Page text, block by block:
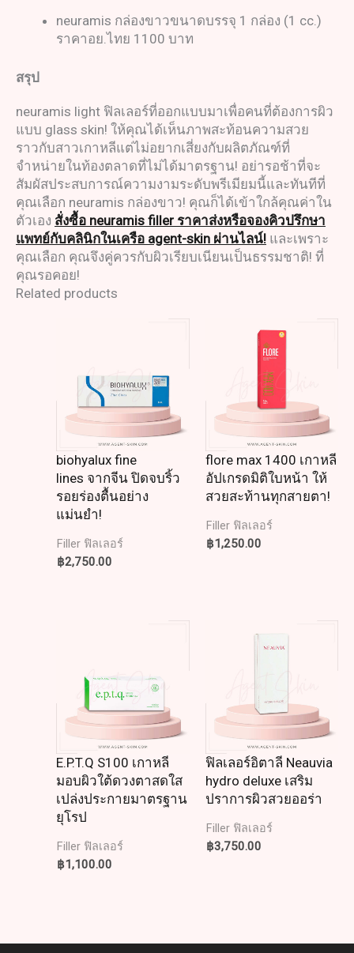
neuramis กล่องขาวขนาดบรรจุ 1 กล่อง (1 cc.)
ราคาอย.ไทย 1100 บาท
สรุป
neuramis light ฟิลเลอร์ที่ออกแบบมาเพื่อคนที่ต้องการผิว
แบบ glass skin! ให้คุณได้เห็นภาพสะท้อนความสวย
ราวกับสาวเกาหลีแต่ไม่อยากเสี่ยงกับผลิตภัณฑ์ที่
จำหน่ายในท้องตลาดที่ไม่ได้มาตรฐาน! อย่ารอช้าที่จะ
สัมผัสประสบการณ์ความงามระดับพรีเมียมนี้และทันทีที่
คุณเลือก neuramis กล่องขาว! คุณก็ได้เข้าใกล้คุณค่าใน
ตัวเอง สั่งซื้อ neuramis filler ราคาส่งหรือจองคิวปรึกษา
แพทย์กับคลินิกในเครือ agent-skin ผ่านไลน์! และเพราะ
คุณเลือก คุณจึงคู่ควรกับผิวเรียบเนียนเป็นธรรมชาติ! ที่
คุณรอคอย!
Related products
biohyalux fine
lines จากจีน ปิดจบริ้ว
รอยร่องตื้นอย่าง
แม่นยำ!
Filler ฟิลเลอร์
฿2,750.00
flore max 1400 เกาหลี
อัปเกรดมิติใบหน้า ให้
สวยสะท้านทุกสายตา!
Filler ฟิลเลอร์
฿1,250.00
E.P.T.Q S100 เกาหลี
มอบผิวใต้ดวงตาสดใส
เปล่งประกายมาตรฐาน
ยุโรป
Filler ฟิลเลอร์
฿1,100.00
ฟิลเลอร์อิตาลี Neauvia
hydro deluxe เสริม
ปราการผิวสวยออร่า
Filler ฟิลเลอร์
฿3,750.00